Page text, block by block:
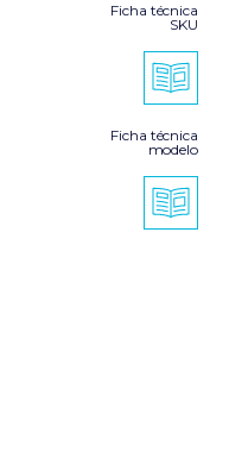
Ficha técnica
SKU
Ficha técnica
modelo